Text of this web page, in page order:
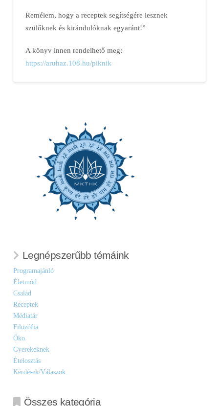
Remélem, hogy a receptek segítségére lesznek
szülőknek és kirándulóknak egyaránt!”
A könyv innen rendelhető meg:
https://aruhaz.108.hu/piknik
Legnépszerűbb témáink
Programajánló
Életmód
Család
Receptek
Médiatár
Filozófia
Öko
Gyerekeknek
Ételosztás
Kérdések/Válaszok
Összes kategória